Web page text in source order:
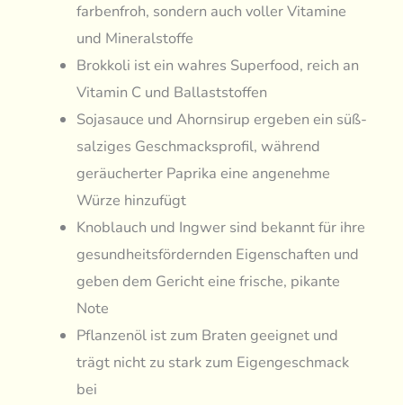
farbenfroh, sondern auch voller Vitamine
und Mineralstoffe
Brokkoli ist ein wahres Superfood, reich an
Vitamin C und Ballaststoffen
Sojasauce und Ahornsirup ergeben ein süß-
salziges Geschmacksprofil, während
geräucherter Paprika eine angenehme
Würze hinzufügt
Knoblauch und Ingwer sind bekannt für ihre
gesundheitsfördernden Eigenschaften und
geben dem Gericht eine frische, pikante
Note
Pflanzenöl ist zum Braten geeignet und
trägt nicht zu stark zum Eigengeschmack
bei